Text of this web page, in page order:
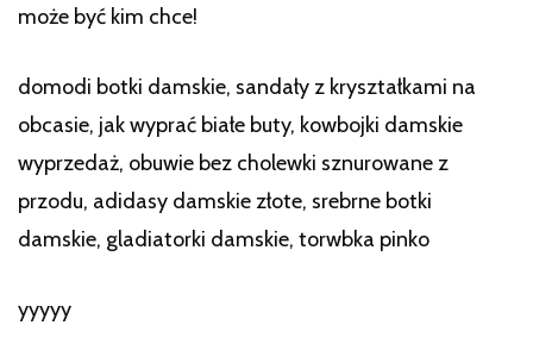
może być kim chce!
domodi botki damskie, sandały z kryształkami na
obcasie, jak wyprać białe buty, kowbojki damskie
wyprzedaż, obuwie bez cholewki sznurowane z
przodu, adidasy damskie złote, srebrne botki
damskie, gladiatorki damskie, torwbka pinko
yyyyy